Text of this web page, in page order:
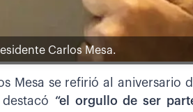
Carlos Mesa.
Mesa se refirió al aniversario
“el orgullo de ser